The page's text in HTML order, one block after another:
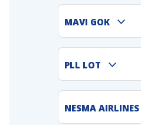
MAVI GOK
PLL LOT
NESMA AIRLINES